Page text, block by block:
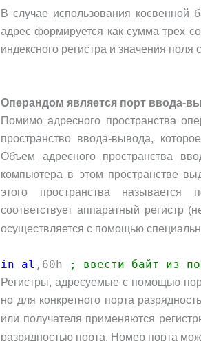
В случае использования
адрес формируется как сумма трех
индексного регистра и значения
Операндом является порт ввода-
Помимо адресного пространства
пространство ввода-вывода,
Объем адресного пространства
компьютера в этом пространстве
этого пространства называется
соответствует аппаратный регистр
осуществляется с помощью
in al ,60h ; ввести байт из
Регистры, адресуемые с помощью
но для конкретного порта
или получателя применяются
разрядностью порта. Номер порта